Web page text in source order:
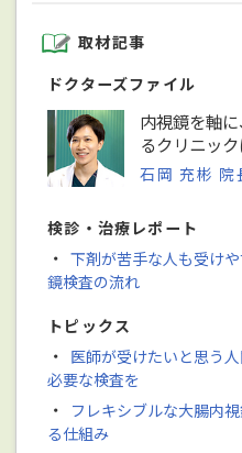
取材記事
ドクターズファイル
内視鏡を軸
るクリニッ
石岡 充彬 院
検診・治療レポート
・ 下剤が苦手な人も受け
鏡検査の流れ
トピックス
・ 医師が受けたいと思う
必要な検査を
・
フレキシブルな大腸内
る仕組み